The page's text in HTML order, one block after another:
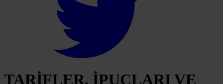
TARİFLER, İPUÇLARI VE